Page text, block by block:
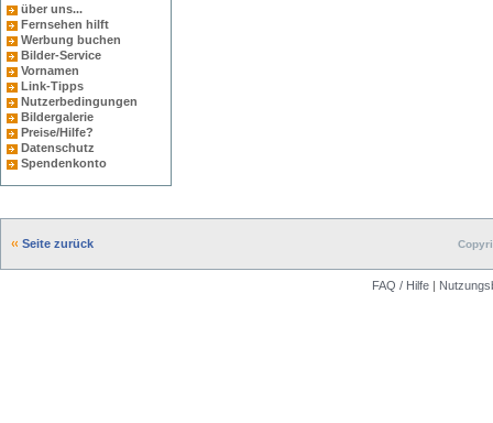
über uns...
Fernsehen hilft
Werbung buchen
Bilder-Service
Vornamen
Link-Tipps
Nutzerbedingungen
Bildergalerie
Preise/Hilfe?
Datenschutz
Spendenkonto
Seite zurück
FAQ / Hilfe|